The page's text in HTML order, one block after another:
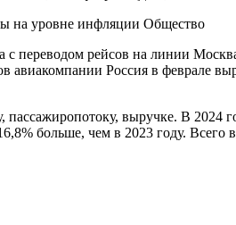
на уровне инфляции Общество
с переводом рейсов на линии
авиакомпании Россия в феврале
выручке. В 2024
больше, чем в 2023 году.